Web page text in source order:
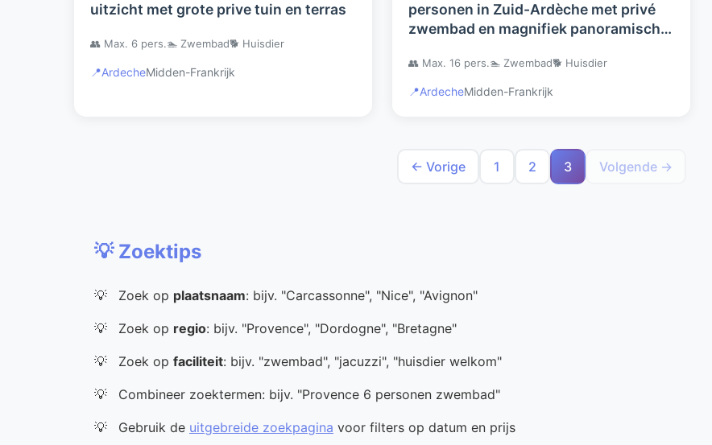
uitzicht met grote prive tuin en terras
👥 Max. 6 pers.🏊 Zwembad🐕 Huisdier
📍ArdecheMidden-Frankrijk
personen in Zuid-Ardèche met privé
zwembad en magnifiek panoramisch
👥 Max. 16 pers.🏊 Zwembad🐕 Huisdier
📍ArdecheMidden-Frankrijk
← Vorige 1 2 3 Volgende →
💡 Zoektips
Zoek op plaatsnaam: bijv. "Carcassonne", "Nice", "Avignon"
Zoek op regio: bijv. "Provence", "Dordogne", "Bretagne"
Zoek op faciliteit: bijv. "zwembad", "jacuzzi", "huisdier welkom"
Combineer zoektermen: bijv. "Provence 6 personen zwembad"
Gebruik de uitgebreide zoekpagina voor filters op datum en prijs